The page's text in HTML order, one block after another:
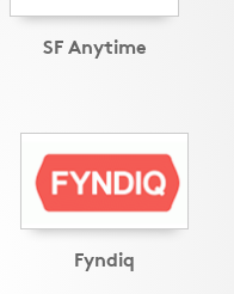
SF Anytime
Fyndiq